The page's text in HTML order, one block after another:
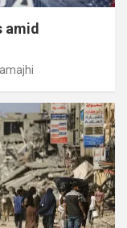
amid